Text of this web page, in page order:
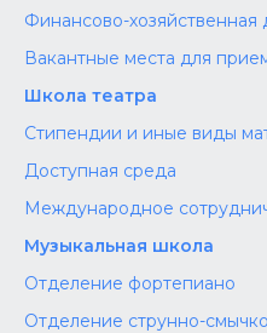
Финансово-хозяйственная
Вакантные места для
Школа театра
Стипендии и иные виды
Доступная среда
Международное
Музыкальная школа
Отделение фортепиано
Отделение струнно-